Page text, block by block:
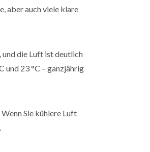
aber auch viele klare
und die Luft ist deutlich
und 23 °C – ganzjährig
Sie kühlere Luft